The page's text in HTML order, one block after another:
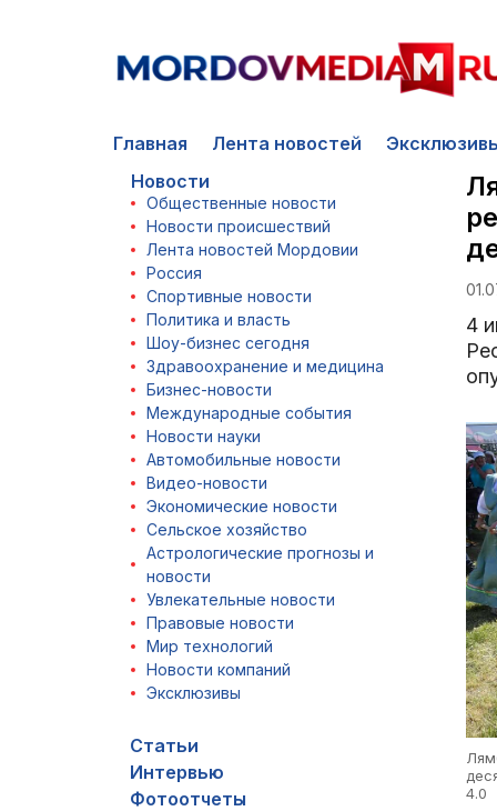
Главная Лента новостей
Новости
Общественные новости
Новости происшествий
Лента новостей Мордовии
Россия
Спортивные новости
Политика и власть
Шоу-бизнес сегодня
Здравоохранение и медицина
Бизнес-новости
Международные события
Новости науки
Автомобильные новости
Видео-новости
Экономические новости
Сельское хозяйство
Астрологические прогнозы и
новости
Увлекательные новости
Правовые новости
Мир технологий
Новости компаний
Эксклюзивы
Статьи
Интервью
Фотоотчеты
4
4.0